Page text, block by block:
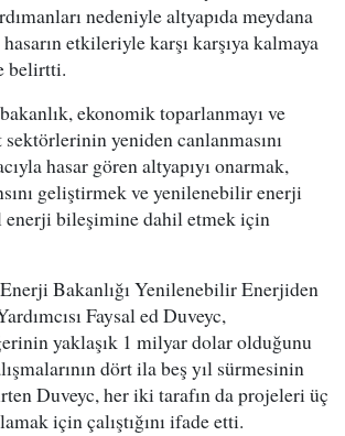
nedeniyle altyapıda meydana
etkileriyle karşı karşıya kalmaya
belirtti.
ekonomik toparlanmayı ve
yeniden canlanmasını
hasar gören altyapıyı onarmak,
geliştirmek ve yenilenebilir enerji
bileşimine dahil etmek için
Bakanlığı Yenilenebilir Enerjiden
Faysal ed Duveyc,
yaklaşık 1 milyar dolar olduğunu
dört ila beş yıl sürmesinin
Duveyc, her iki tarafın da projeleri üç
için çalıştığını ifade etti.